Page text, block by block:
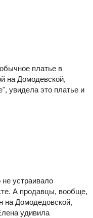
платье в
на Домодевской,
увидела это платье и
устраивало
А продавцы, вообще,
на Домодедовской,
удивила